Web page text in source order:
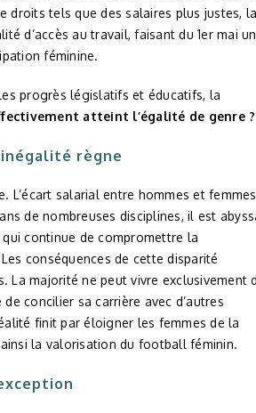
droits tels que des salaires plus justes, la
d’accès au travail, faisant du 1er mai un
féminine.
progrès législatifs et éducatifs, la
atteint l’égalité de genre ?
règne
L’écart salarial entre hommes et femmes
de nombreuses disciplines, il est
continue de compromettre la
conséquences de cette disparité
La majorité ne peut vivre exclusivement
concilier sa carrière avec d’autres
finit par éloigner les femmes de la
la valorisation du football féminin.